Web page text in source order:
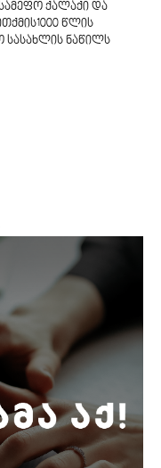
ქალაქი და
წლის
სასახლის ნაწილს